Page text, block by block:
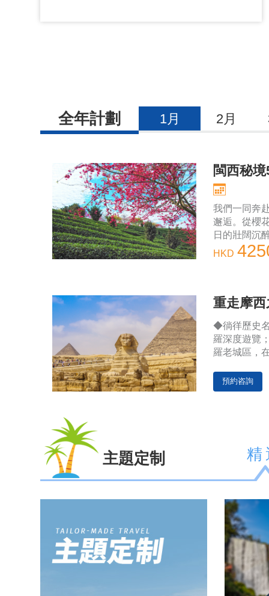
全年計劃 1月 2月
閩西秘
我們一同奔
邂逅。從櫻
日的壯闊沉
到濱海公路
HKD
重走摩西
◆徜徉歷史
羅深度遊覽
羅老城區，
埃及博物館
預約咨詢
主題定制 精
豪